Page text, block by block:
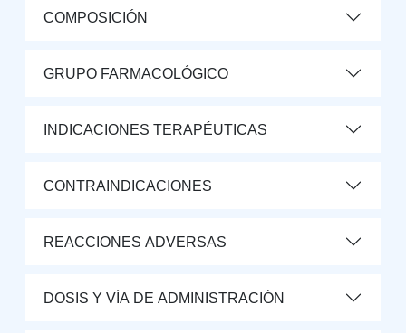
COMPOSICIÓN
GRUPO FARMACOLÓGICO
INDICACIONES TERAPÉUTICAS
CONTRAINDICACIONES
REACCIONES ADVERSAS
DOSIS Y VÍA DE ADMINISTRACIÓN